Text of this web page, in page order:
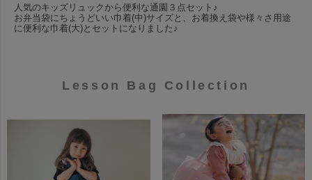
人気のキッズリュックから便利な通園３点セット♪
お弁当袋にちょうどいい巾着(中)サイズと、お着換え袋や様々さ用途
に便利な巾着(大)とセットになりました♪
Lesson Bag Collection